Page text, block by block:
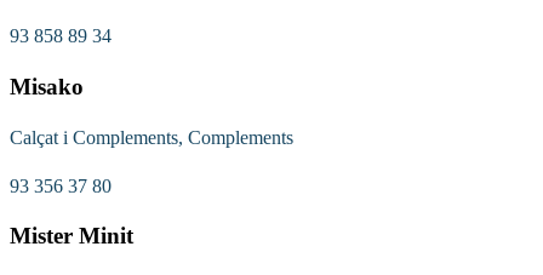
93 858 89 34
Misako
Calçat i Complements, Complements
93 356 37 80
Mister Minit